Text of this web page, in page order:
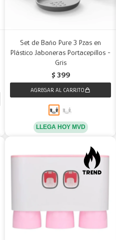
Set de Baño Pure 3 Pzas en
Plástico Jaboneras Portacepillos -
Gris
$ 399
LLEGA HOY MVD